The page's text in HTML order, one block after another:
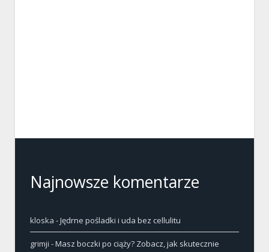
Najnowsze komentarze
kloska -Jędrne pośladki i uda bez cellulitu
grimji -Masz boczki po ciąży? Zobacz, jak skutecznie